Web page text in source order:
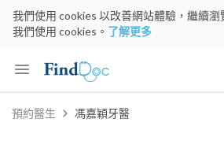
我們使用 cookies 以改善網站體驗，繼續
我們使用 cookies。 了解更多
Keyword
預約醫生 馮嘉穎牙醫